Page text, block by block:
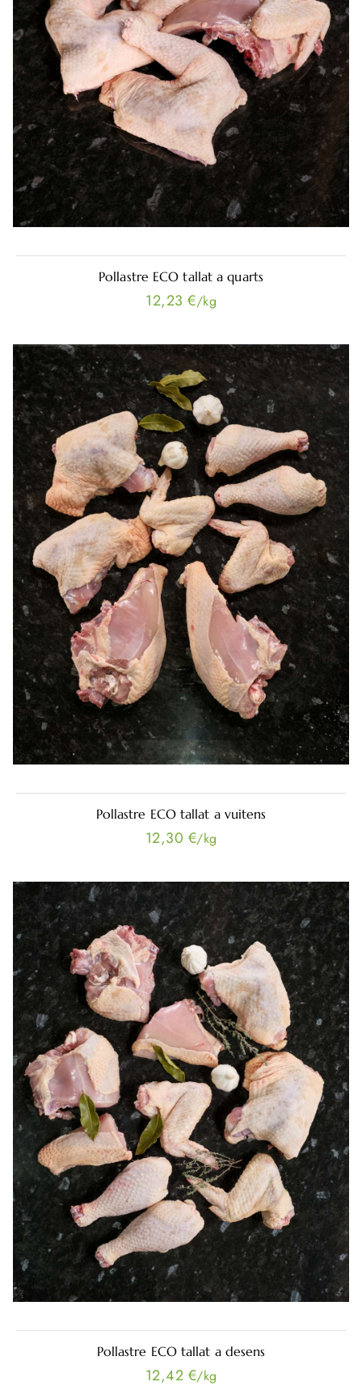
Pollastre ECO tallat a quarts
12,23 €/kg
Pollastre ECO tallat a vuitens
12,30 €/kg
Pollastre ECO tallat a desens
12,42 €/kg